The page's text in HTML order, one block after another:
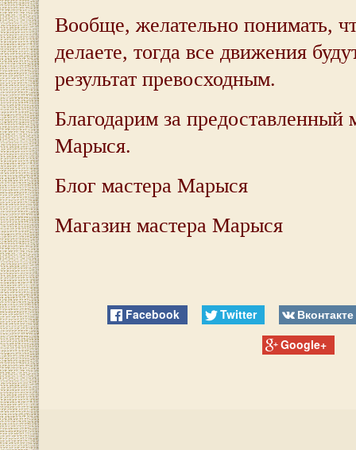
Вообще, желательно понимать,
делаете, тогда все движения
результат превосходным.
Благодарим за предоставленный
Марыся.
Блог мастера Марыся
Магазин мастера Марыся
Facebook Twitter
Вконтакте
Google+